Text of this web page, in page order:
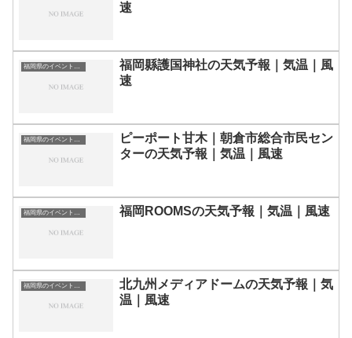
速
福岡県のイベント会場一覧
福岡縣護国神社の天気予報｜気温｜風
速
福岡県のイベント会場一覧
ピーポート甘木｜朝倉市総合市民セン
ターの天気予報｜気温｜風速
福岡県のイベント会場一覧 福岡ROOMSの天気予報｜気温｜風速
北九州メディアドームの天気予報｜気
温｜風速